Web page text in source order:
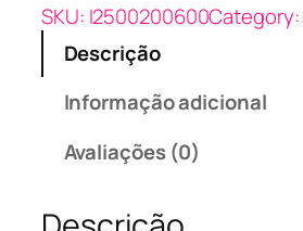
o
SKU: I2500200600Category:
Descrição
Informação adicional
Avaliações (0)